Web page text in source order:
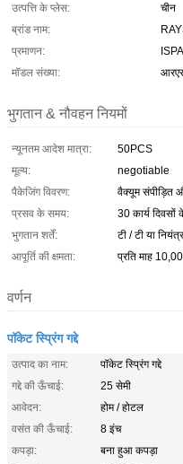
उत्पत्ति के प्लेस:
चीन
ब्रांड नाम:
प्रमाणन:
ISPA
मॉडल संख्या:
भुगतान & नौवहन नियमों
न्यूनतम आदेश मात्रा:
50PCS
मूल्य:
negotiable
पैकेजिंग विवरण:
वैक्यूम
प्रसव के समय:
30 कार्य दिवसों
भुगतान शर्तें:
टी / टी या
आपूर्ति की क्षमता:
प्रति माह
वर्णन
पॉकेट स्प्रिंग गद्दे
उत्पाद का नाम:
पॉकेट स्प्रिंग गद्दे
गद्दे की ऊँचाई:
25 सेमी
आवेदन:
होम / होटल
वसंत की ऊँचाई:
8 इंच
कपड़ा:
बना हुआ कपड़ा